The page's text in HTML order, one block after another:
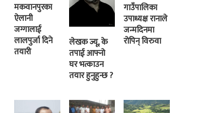
मकवानपुरका
ऐलानी
जग्गालाई
लालपुर्जा दिने
तयारी
लेखक ज्यू, के
तपाई आफ्नो
घर भत्काउन
तयार हुनुहुन्छ ?
गाउँपालिका
उपाध्यक्ष रानाले
जन्मदिनमा
रोपिन् विरुवा